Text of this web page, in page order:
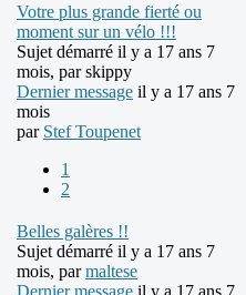
Votre plus grande fierté ou
moment sur un vélo !!!
Sujet démarré il y a 17 ans 7
mois, parskippy
Dernier message il y a 17 ans 7
mois
par Stef Toupenet
1
2
Belles galères !!
Sujet démarré il y a 17 ans 7
mois, parmaltese
Dernier message il y a 17 ans 7